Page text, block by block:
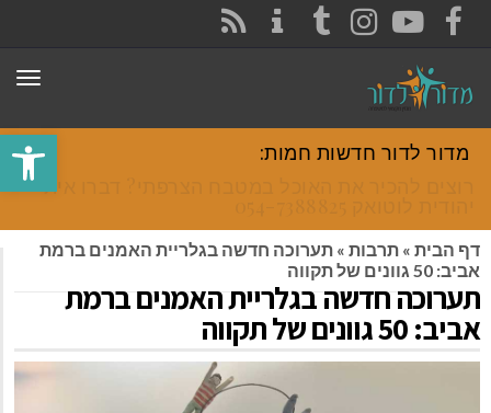
פתח
FACEBOOK
YOUTUBE
INSTAGRAM
TUMBLR
מדור לדור חדשות חמות:
רוצים להכיר את האוכל במטבח הצרפתי? דברו איתי
דף הבית » תרבות » תערוכה חדשה בגלריית האמנים ברמת
אביב: 50 גוונים של תקווה
תערוכה חדשה בגלריית האמנים ברמת
אביב: 50 גוונים של תקווה